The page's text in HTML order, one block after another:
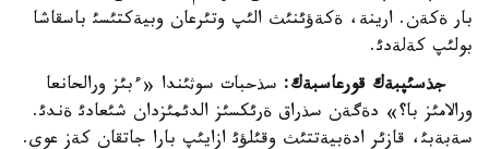
بار ةكةن. ارينة، ةكةؤئنئث الئپ وتئرعان وبيةكتئسئ باسقاشا
بولئپ كةلةدئ.
جذسئپبةك قورعاسبةك: سذحبات سوثئندا «ءبئز ورالحانعا
ورالامئز با؟» دةگةن سذراق ةرئكسئز الدئمئزدان شئعادئ ةندئ.
سةبةبئ، قازئر ادةبيةتتئث وقئلؤئ ازايئپ بارا جاتقان كةز عوي.